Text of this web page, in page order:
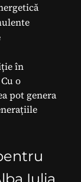
în
o
pot genera